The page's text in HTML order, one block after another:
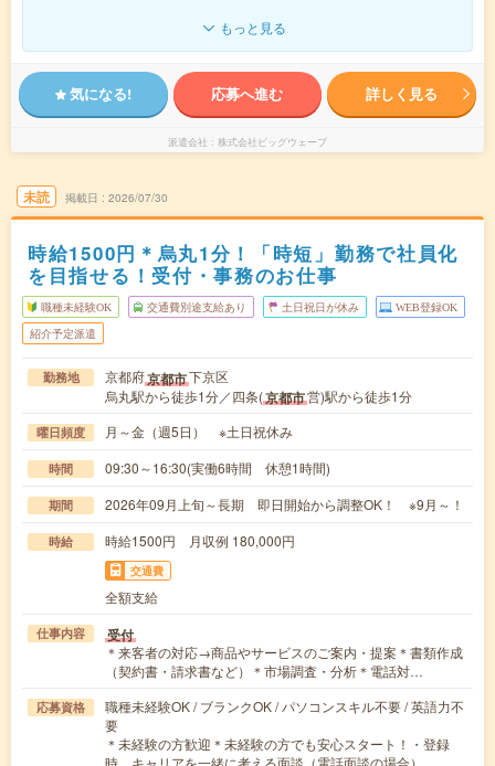
もっと見る
気になる! 応募へ進む 詳しく見る
派遣会社 株式会社ビッグウェーブ
未読 掲載日 2026/07/30
時給1500円＊烏丸1分！「時短」勤務で社員化
を目指せる！受付・事務のお仕事
職種未経験OK 交通費別途支給あり 土日祝日が休み WEB登録OK
紹介予定派遣
勤務地 京都府京都市下京区
烏丸駅から徒歩1分／四条(京都市営)駅から徒歩1分
曜日頻度 月～金（週5日） ※土日祝休み
時間 09:30～16:30(実働6時間 休憩1時間)
期間 2026年09月上旬～長期 即日開始から調整OK！ ※9月～！
時給 時給1500円 月収例 180,000円
交通費
全額支給
仕事内容 受付
＊来客者の対応→商品やサービスのご案内・提案＊書類作成
（契約書・請求書など）＊市場調査・分析＊電話対…
応募資格
職種未経験OK / ブランクOK / パソコンスキル不要 / 英語力不
要
＊未経験の方歓迎＊未経験の方でも安心スタート！・登録
時、キャリアを一緒に考える面談（電話面談の場合）…